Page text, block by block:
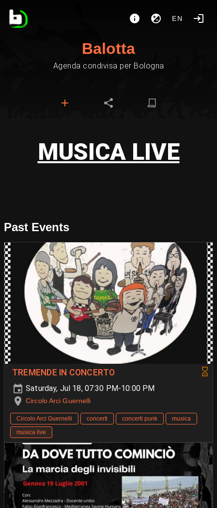
EN
Balotta
Agenda condivisa per Bologna
MUSICA LIVE
Past Events
TREMENDE IN CONCERTO
Saturday, Jul 18, 07:30 PM-10:00 PM
Circolo Arci Guernelli
Circolo Arci Guernelli concerti concerti punk
musica
musica live